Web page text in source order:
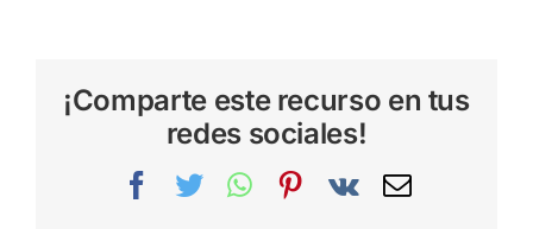
¡Comparte este recurso en tus
redes sociales!
Facebook
TwitterWhatsAppPinterest
Vk
Correo